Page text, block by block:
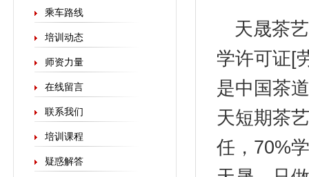
乘车路线
培训动态
师资力量
在线留言
联系我们
培训课程
疑惑解答
天晟茶
学许可证[
是中国茶
天短期茶
任，70%